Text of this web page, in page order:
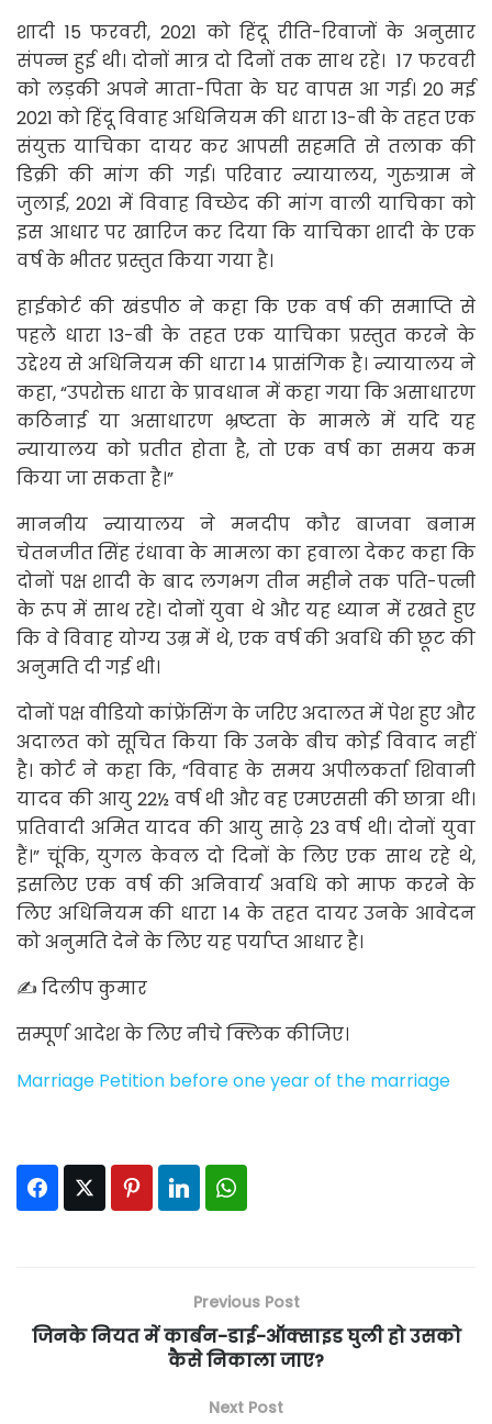
शादी 15 फरवरी, 2021 को हिंदू रीति-रिवाजों के अनुसार
संपन्न हुई थी। दोनों मात्र दो दिनों तक साथ रहे। 17 फरवरी
को लड़की अपने माता-पिता के घर वापस आ गई। 20 मई
2021 को हिंदू विवाह अधिनियम की धारा 13-बी के तहत एक
संयुक्त याचिका दायर कर आपसी सहमति से तलाक की
डिक्री की मांग की गई। परिवार न्यायालय, गुरुग्राम ने
जुलाई, 2021 में विवाह विच्छेद की मांग वाली याचिका को
इस आधार पर खारिज कर दिया कि याचिका शादी के एक
वर्ष के भीतर प्रस्तुत किया गया है।
हाईकोर्ट की खंडपीठ ने कहा कि एक वर्ष की समाप्ति से
पहले धारा 13-बी के तहत एक याचिका प्रस्तुत करने के
उद्देश्य से अधिनियम की धारा 14 प्रासंगिक है। न्यायालय ने
कहा, “उपरोक्त धारा के प्रावधान में कहा गया कि असाधारण
कठिनाई या असाधारण भ्रष्टता के मामले में यदि यह
न्यायालय को प्रतीत होता है, तो एक वर्ष का समय कम
किया जा सकता है।”
माननीय न्यायालय ने मनदीप कौर बाजवा बनाम
चेतनजीत सिंह रंधावा के मामला का हवाला देकर कहा कि
दोनों पक्ष शादी के बाद लगभग तीन महीने तक पति-पत्नी
के रूप में साथ रहे। दोनों युवा थे और यह ध्यान में रखते हुए
कि वे विवाह योग्य उम्र में थे, एक वर्ष की अवधि की छूट की
अनुमति दी गई थी।
दोनों पक्ष वीडियो कांफ्रेंसिंग के जरिए अदालत में पेश हुए और
अदालत को सूचित किया कि उनके बीच कोई विवाद नहीं
है। कोर्ट ने कहा कि, “विवाह के समय अपीलकर्ता शिवानी
यादव की आयु 22½ वर्ष थी और वह एमएससी की छात्रा थी।
प्रतिवादी अमित यादव की आयु साढ़े 23 वर्ष थी। दोनों युवा
हैं।” चूंकि, युगल केवल दो दिनों के लिए एक साथ रहे थे,
इसलिए एक वर्ष की अनिवार्य अवधि को माफ करने के
लिए अधिनियम की धारा 14 के तहत दायर उनके आवेदन
को अनुमति देने के लिए यह पर्याप्त आधार है।
✍ दिलीप कुमार
सम्पूर्ण आदेश के लिए नीचे क्लिक कीजिए।
Marriage Petition before one year of the marriage
FacebookTwitter PinterestLinkedIn
Previous Post
जिनके नियत में कार्बन-डाई-ऑक्साइड घुली हो उसको
कैसे निकाला जाए?
Next Post